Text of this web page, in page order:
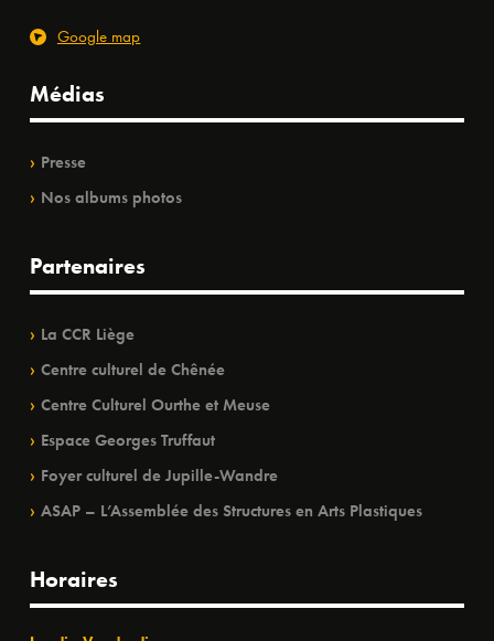
Google map
Médias
Presse
Nos albums photos
Partenaires
La CCR Liège
Centre culturel de Chênée
Centre Culturel Ourthe et Meuse
Espace Georges Truffaut
Foyer culturel de Jupille-Wandre
ASAP – L’Assemblée des Structures en Arts Plastiques
Horaires